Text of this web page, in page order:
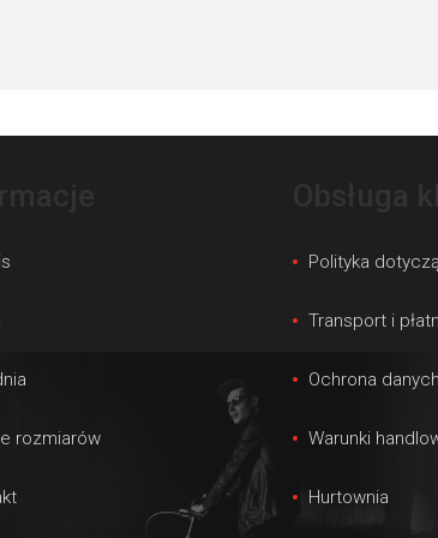
rozmiarów
Polityka
Transport i
Ochrona
Warunki
Hurtownia